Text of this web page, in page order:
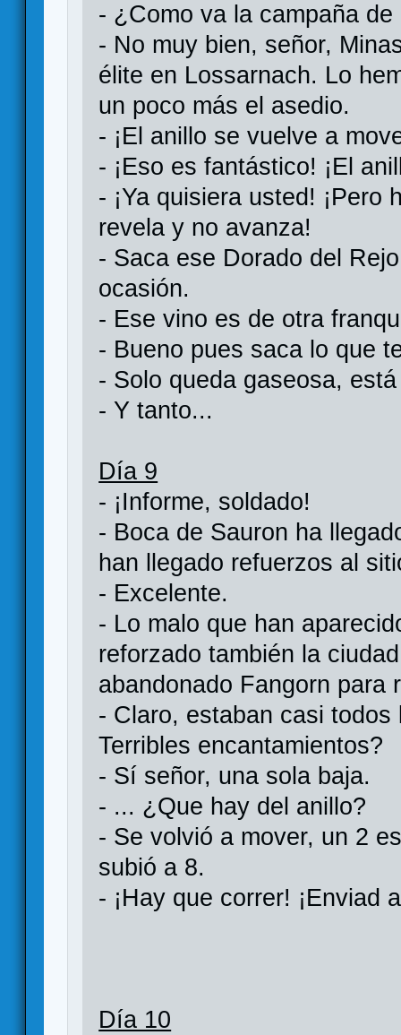
- ¿Como va la campaña de
- No muy bien, señor,
élite en Lossarnach. Lo
un poco más el asedio.
- ¡El anillo se vuelve a
- ¡Eso es fantástico! ¡El
- ¡Ya quisiera usted!
revela y no avanza!
- Saca ese Dorado del
ocasión.
- Ese vino es de otra
- Bueno pues saca lo que
- Solo queda gaseosa,
- Y tanto...
Día 9
- ¡Informe, soldado!
- Boca de Sauron ha
han llegado refuerzos al
- Excelente.
- Lo malo que han
reforzado también la
abandonado Fangorn para
- Claro, estaban casi
Terribles encantamientos?
- Sí señor, una sola baja.
- ... ¿Que hay del anillo?
- Se volvió a mover, un 2
subió a 8.
- ¡Hay que correr! ¡Enviad
Día 10